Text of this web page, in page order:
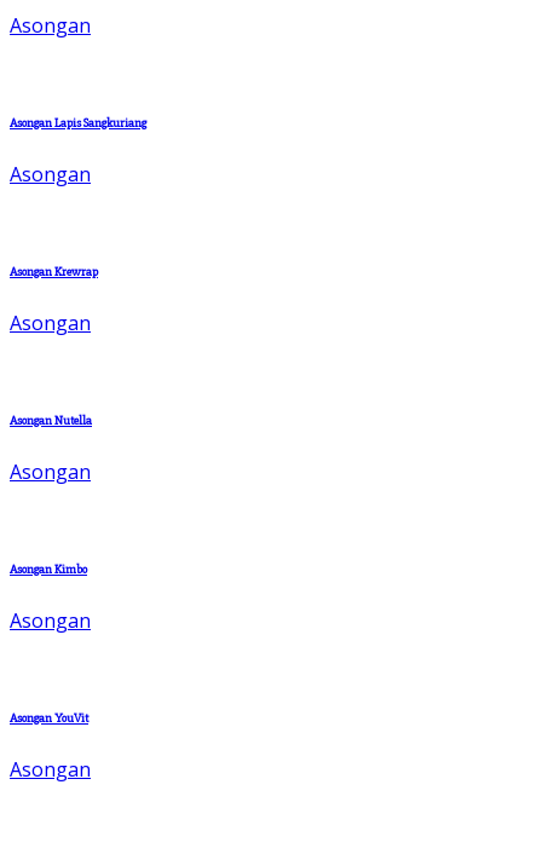
Asongan
Asongan Lapis Sangkuriang
Asongan
Asongan Krewrap
Asongan
Asongan Nutella
Asongan
Asongan Kimbo
Asongan
Asongan YouVit
Asongan